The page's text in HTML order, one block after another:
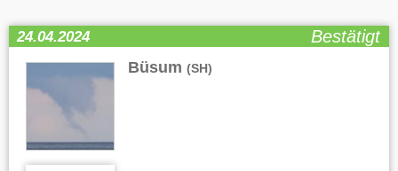
24.04.2024 Bestätigt
Büsum (SH)